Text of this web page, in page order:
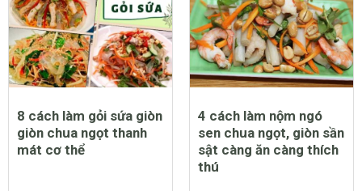
8 cách làm gỏi sứa giòn
giòn chua ngọt thanh
mát cơ thể
4 cách làm nộm ngó
sen chua ngọt, giòn sần
sật càng ăn càng thích
thú